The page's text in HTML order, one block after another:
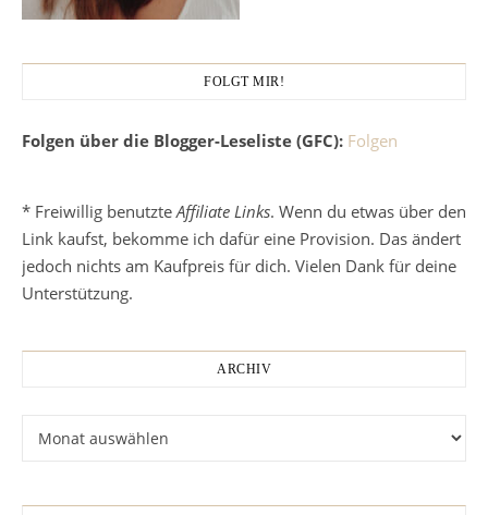
FOLGT MIR!
Folgen über die Blogger-Leseliste (GFC): Folgen
* Freiwillig benutzteAffiliate Links. Wenn du etwas über den
Link kaufst, bekomme ich dafür eine Provision. Das ändert
jedoch nichts am Kaufpreis für dich. Vielen Dank für deine
Unterstützung.
ARCHIV